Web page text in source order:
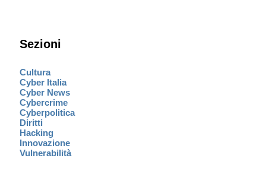
Sezioni
Cultura
Cyber Italia
Cyber News
Cybercrime
Cyberpolitica
Diritti
Hacking
Innovazione
Vulnerabilità